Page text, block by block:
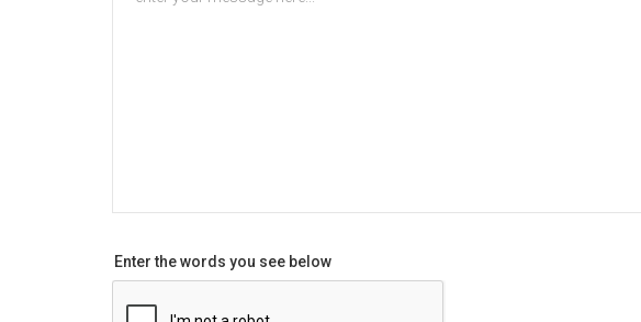
Enter the words you see below